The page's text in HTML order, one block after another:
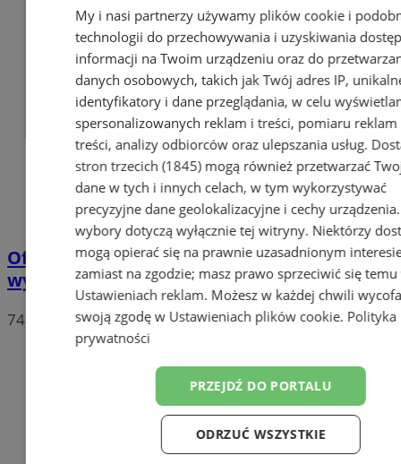
Oficjalne wyniki wyborów: W Chorzowie
wygrywa Rafał Trzaskowski!
74
My i nasi partnerzy używamy plików cookie i
technologii do przechowywania i uzyskiwania
informacji na Twoim urządzeniu oraz do
danych osobowych, takich jak Twój adres IP,
identyfikatory i dane przeglądania, w celu
spersonalizowanych reklam i treści, pomiaru reklam
treści, analizy odbiorców oraz ulepszania usług.
stron trzecich (1845)mogą również przetwarzać
dane w tych i innych celach, w tym wykorzystywać
precyzyjne dane geolokalizacyjne i cechy
wybory dotyczą wyłącznie tej witryny. Niektórzy
mogą opierać się na prawnie uzasadnionym
zamiast na zgodzie; masz prawo sprzeciwić się temu
Ustawieniach reklam. Możesz w każdej chwili
swoją zgodę w Ustawieniach plików cookie. Polityka
prywatności
PRZEJDŹ DO PORTALU
ODRZUĆ WSZYSTKIE